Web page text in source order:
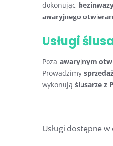
dokonując
awaryjnego
Usługi
Poza awaryjnym
Prowadzimy
wykonują ślusarze z
Usługi dostępne